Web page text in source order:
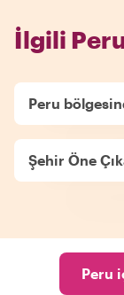
İlgili
Peru
Şehir Öne
Peru